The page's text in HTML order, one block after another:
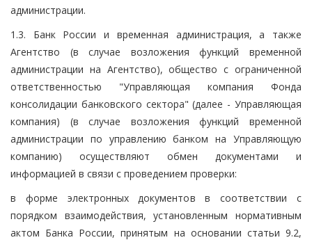
администрации.
1.3. Банк России и временная администрация, а также
Агентство (в случае возложения функций временной
администрации на Агентство), общество с ограниченной
ответственностью "Управляющая компания Фонда
консолидации банковского сектора" (далее - Управляющая
компания) (в случае возложения функций временной
администрации по управлению банком на Управляющую
компанию) осуществляют обмен документами и
информацией в связи с проведением проверки:
в форме электронных документов в соответствии с
порядком взаимодействия, установленным нормативным
актом Банка России, принятым на основании статьи 9.2,